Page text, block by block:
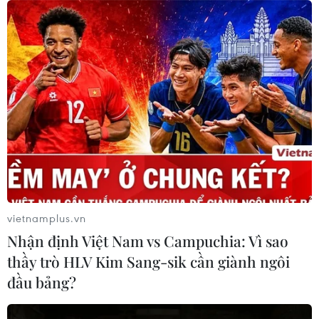
VPBank đồng tổ chức và là nhà tài
trợ chính BIGBANG World Tour tại
Việt Nam
29/07/2026 07:10
Dòng chảy văn hóa truyền thống
trong 'Lý Ngựa ô Huế' phiên bản
'vượt chông gai"
29/07/2026 03:16
"Giữ trọn lời thề" - Khúc tri ân những
người giữ bình yên cho Tổ quốc
25/07/2026 23:03
vietnamplus.vn
Nhận định Việt Nam vs Campuchia: Vì sao
thầy trò HLV Kim Sang-sik cần giành ngôi
đầu bảng?